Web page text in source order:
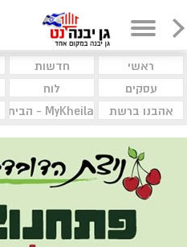
ראשי חדשות
עסקים
לוח
אהבנו ברשת
MyKheila - הבית לעסקים וקהילות